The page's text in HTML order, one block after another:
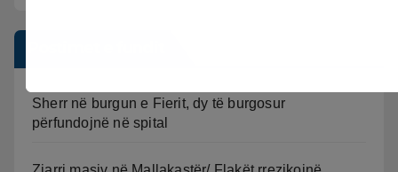
Sherr në burgun e Fierit, dy të burgosur
përfundojnë në spital